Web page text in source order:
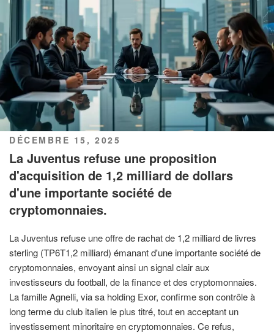
PUBLIÉ
LE
DÉCEMBRE 15, 2025
La Juventus refuse une proposition
d'acquisition de 1,2 milliard de dollars
d'une importante société de
cryptomonnaies.
La Juventus refuse une offre de rachat de 1,2 milliard de livres
sterling (TP6T1,2 milliard) émanant d'une importante société de
cryptomonnaies, envoyant ainsi un signal clair aux
investisseurs du football, de la finance et des cryptomonnaies.
La famille Agnelli, via sa holding Exor, confirme son contrôle à
long terme du club italien le plus titré, tout en acceptant un
investissement minoritaire en cryptomonnaies. Ce refus,